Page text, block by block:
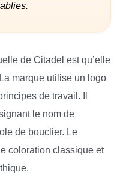
de Citadel est qu’elle
marque utilise un logo
de travail. Il
le nom de
de bouclier. Le
coloration classique et